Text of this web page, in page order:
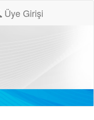
Üye Girişi